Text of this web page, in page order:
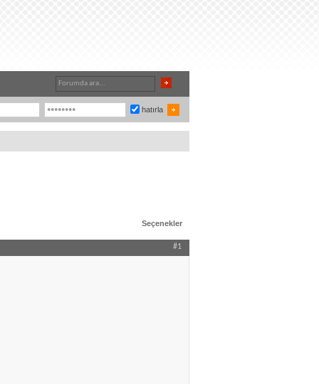
hatırla
Seçenekler
#1